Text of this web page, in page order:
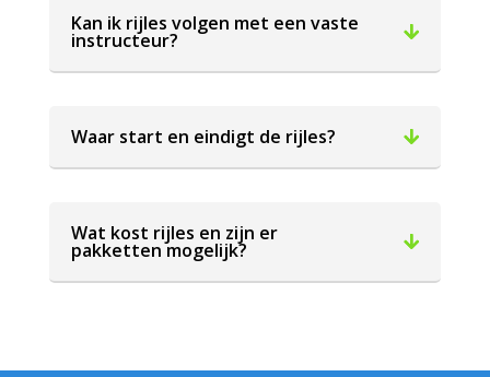
Kan ik rijles volgen met een vaste
instructeur?
Waar start en eindigt de rijles?
Wat kost rijles en zijn er
pakketten mogelijk?